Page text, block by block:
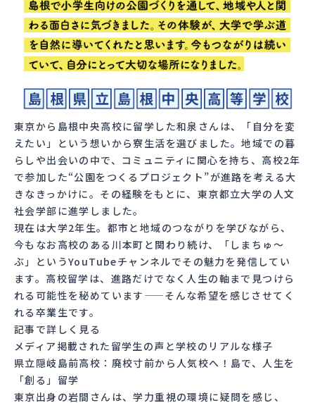
東京から島根中央高校に留学した和泉さんは、「自分を変
えたい」という想いから寮生活を選びました。地域での暮
らしや出会いの中で、コミュニティに関心を持ち、高校2年
で参加した“公園をつくるプロジェクト”が進路を考える大
きなきっかけに。その経験をもとに、東京都立大学の人文
社会学部に進学しました。
現在は大学2年生。都市と地域のつながりを学びながら、
今もなお高校のある川本町と関わり続け、「 しまちゅ～
ぶ」というYouTubeチャンネルでその魅力を発信してい
ます。高校留学は、進路だけでなく人生の軸まで見つけら
れる可能性を秘めています——そんな希望を感じさせてく
れる卒業生です。
記事で詳しく見る
メディア掲載された留学生の声と学校のリアルな様子
県立隠岐島前高校：廃校寸前から人気校へ！島で、人生を
「創る」留学
東京出身の岩間さんは、学力重視の環境に疑問を感じ、